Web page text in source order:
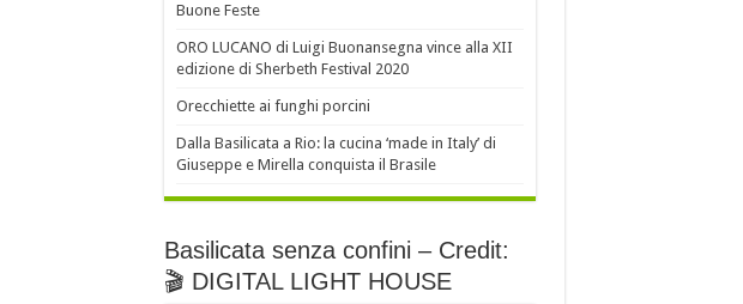
Buone Feste
ORO LUCANO di Luigi Buonansegna vince alla XII
edizione di Sherbeth Festival 2020
Orecchiette ai funghi porcini
Dalla Basilicata a Rio: la cucina ‘made in Italy’ di
Giuseppe e Mirella conquista il Brasile
Basilicata senza confini – Credit:
🎬 DIGITAL LIGHT HOUSE